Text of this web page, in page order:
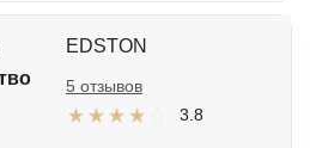
EDSTON
3.8
5 отзывов